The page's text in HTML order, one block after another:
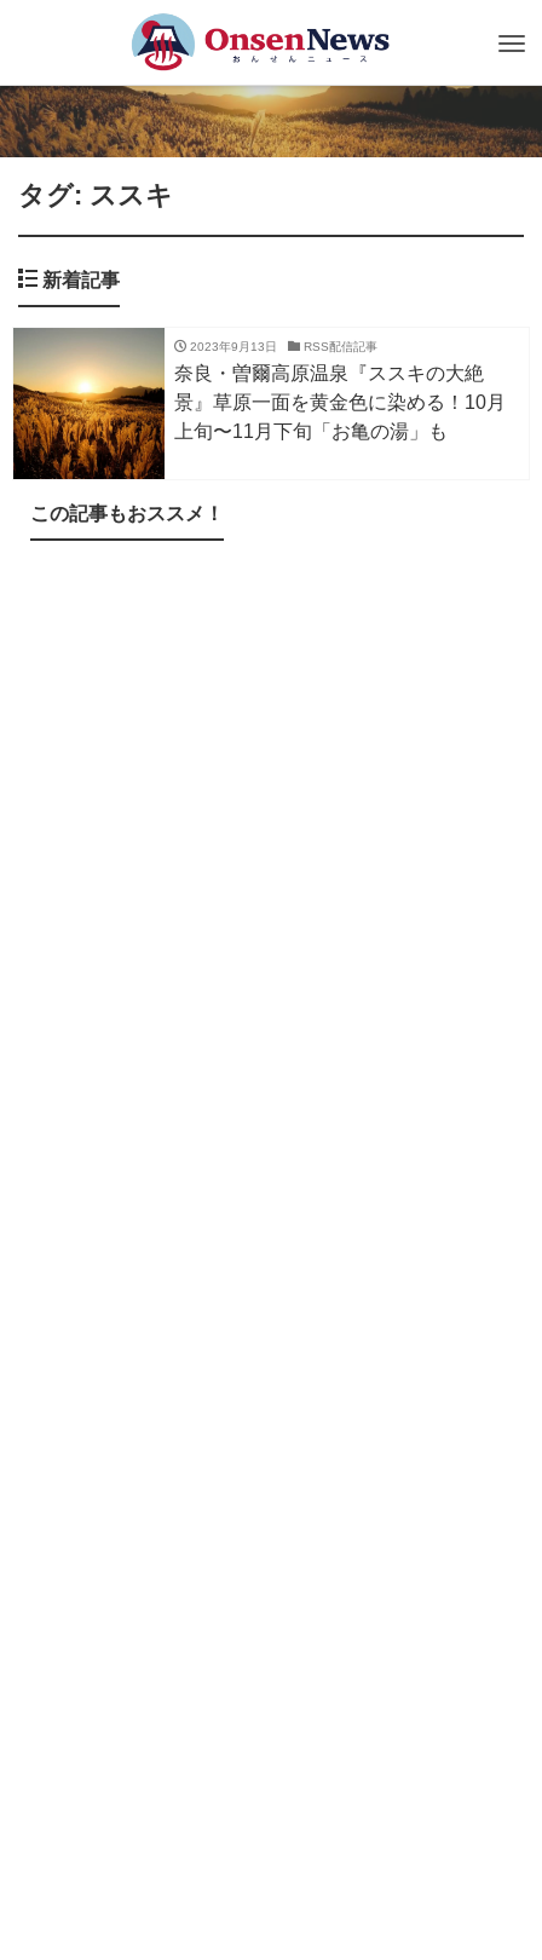
タグ: ススキ
新着記事
2023年9月13日 RSS配信記事
奈良・曽爾高原温泉『ススキの大絶
景』草原一面を黄金色に染める！10月
上旬〜11月下旬「お亀の湯」も
この記事もおススメ！